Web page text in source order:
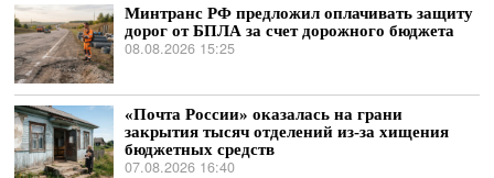
Минтранс РФ предложил оплачивать защиту
дорог от БПЛА за счет дорожного бюджета
08.08.2026 15:25
«Почта России» оказалась на грани
закрытия тысяч отделений из-за хищения
бюджетных средств
07.08.2026 16:40